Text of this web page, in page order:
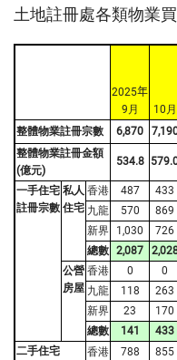
土地註冊處各類物業
2025年
9月
10月
整體物業註冊宗數
6,870
整體物業註冊金額
(億元)
534.8
一手住宅
註冊宗數
私人
住宅
香港 487 433
九龍
570 869
新界
1,030 726
總數 2,087
公營
房屋
香港 0 0
九龍
118 263
新界
23 170
總數
141 433
二手住宅
香港 788 855